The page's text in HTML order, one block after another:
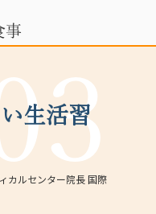
事
生活習
カルセンター院長 国際